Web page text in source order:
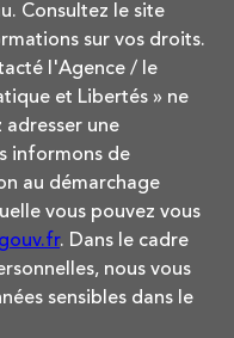
Consultez le site
sur vos droits.
l'Agence / le
et Libertés » ne
adresser une
informons de
au démarchage
vous pouvez vous
. Dans le cadre
nous vous
sensibles dans le